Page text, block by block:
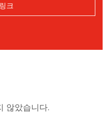
크
않았습니다.